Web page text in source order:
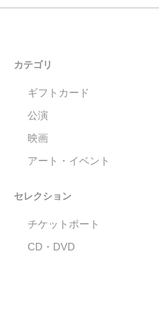
カテゴリ
ギフトカード
公演
映画
アート・イベント
セレクション
チケットポート
CD・DVD